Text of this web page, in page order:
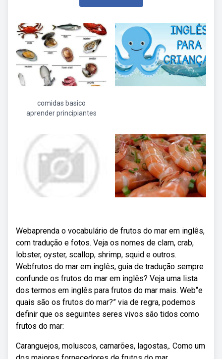
comidas basico
aprender principiantes
Webaprenda o vocabulário de frutos do mar em inglês,
com tradução e fotos. Veja os nomes de clam, crab,
lobster, oyster, scallop, shrimp, squid e outros.
Webfrutos do mar em inglês, guia de tradução sempre
confunde os frutos do mar em inglês? Veja uma lista
dos termos em inglês para frutos do mar mais. Web“e
quais são os frutos do mar?” via de regra, podemos
definir que os seguintes seres vivos são tidos como
frutos do mar:
Caranguejos, moluscos, camarões, lagostas,. Como um